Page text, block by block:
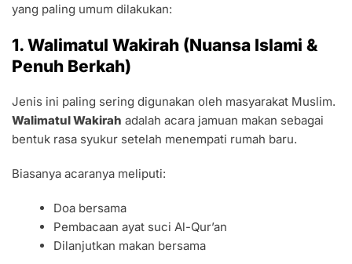
yang paling umum dilakukan:
1. Walimatul Wakirah (Nuansa Islami &
Penuh Berkah)
Jenis ini paling sering digunakan oleh masyarakat Muslim.
Walimatul Wakirah adalah acara jamuan makan sebagai
bentuk rasa syukur setelah menempati rumah baru.
Biasanya acaranya meliputi:
Doa bersama
Pembacaan ayat suci Al-Qur’an
Dilanjutkan makan bersama